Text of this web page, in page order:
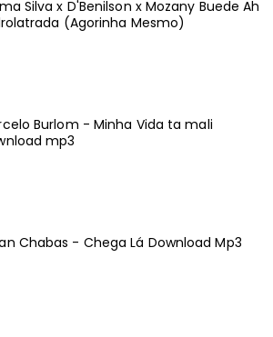
Silva x D'Benilson x Mozany Buede Ah
(Agorinha Mesmo)
Burlom - Minha Vida ta mali
mp3
Chabas - Chega Lá Download Mp3